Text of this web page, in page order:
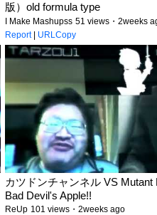
版）old formula type
I Make Mashupss 51 views・2weeks
Report| URLCopy
カツドンチャンネル VS Mutant
Bad Devil's Apple!!
ReUp 101 views・2weeks ago